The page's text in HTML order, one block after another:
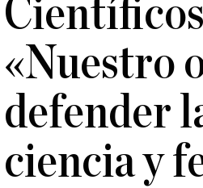
«Nuestro
defender
ciencia y